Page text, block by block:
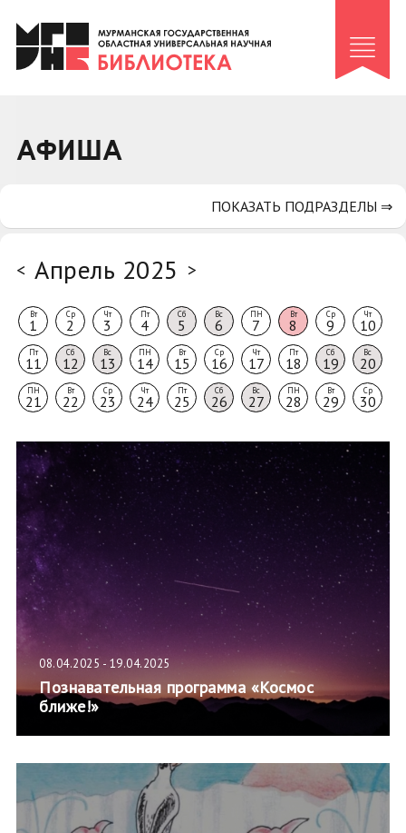
Клуб «Гиря и сельдерей»
Клуб «Семейный архив»
Коллегам
АФИША
< Апрель 2025 >
Вт
1
Ср
2
Чт
3
Пт
4
Сб
5
Вс
6
ПН
7
Вт
8
Ср
9
Чт
10
Пт
11
Сб
12
Вс
13
ПН
14
Вт
15
Ср
16
Чт
17
Пт
18
Сб
19
Вс
20
ПН
21
Вт
22
Ср
23
Чт
24
Пт
25
Сб
26
Вс
27
ПН
28
Вт
29
Ср
30
08.04.2025 - 19.04.2025
Познавательная программа «Космос
ближе!»
ПОКАЗАТЬ ПОДРАЗДЕЛЫ ⇒